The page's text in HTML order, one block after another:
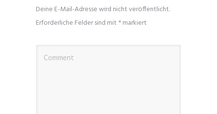
Deine E-Mail-Adresse wird nicht veröffentlicht.
Erforderliche Felder sind mit *markiert